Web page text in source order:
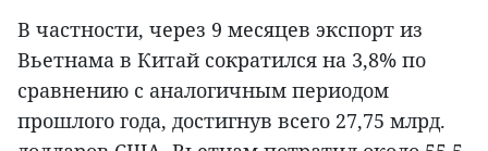
В частности, через 9 месяцев экспорт из
Вьетнама в Китай сократился на 3,8% по
сравнению с аналогичным периодом
прошлого года, достигнув всего 27,75 млрд.